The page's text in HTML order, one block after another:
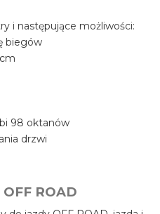
i następujące możliwości:
biegów
98 oktanów
drzwi
ROAD